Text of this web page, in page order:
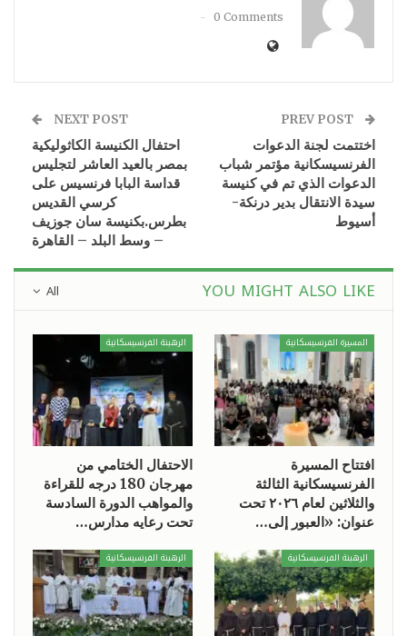
0 Comments
اختتمت لجنة الدعوات
الفرنسيسكانية مؤتمر شباب
الدعوات الذي تم في كنيسة
سيدة الانتقال بدير درنكة-
أسيوط
NEXT POST
احتفال الكنيسة الكاثوليكية
بمصر بالعيد العاشر لتجليس
قداسة البابا فرنسيس على
كرسي القديس
بطرس.بكنيسة سان جوزيف
– وسط البلد – القاهرة
All YOU MIGHT ALSO LIKE
المسيرة الفرنسيسكانية
افتتاح المسيرة
الفرنسيسكانية الثالثة
والثلاثين لعام ٢٠٢٦ تحت
عنوان: «العبور إلى…
الرهبنة الفرنسيسكانية
الاحتفال الختامي من
مهرجان 180 درجه للقراءة
والمواهب الدورة السادسة
تحت رعايه مدارس…
الرهبنة الفرنسيسكانية الرهبنة الفرنسيسكانية